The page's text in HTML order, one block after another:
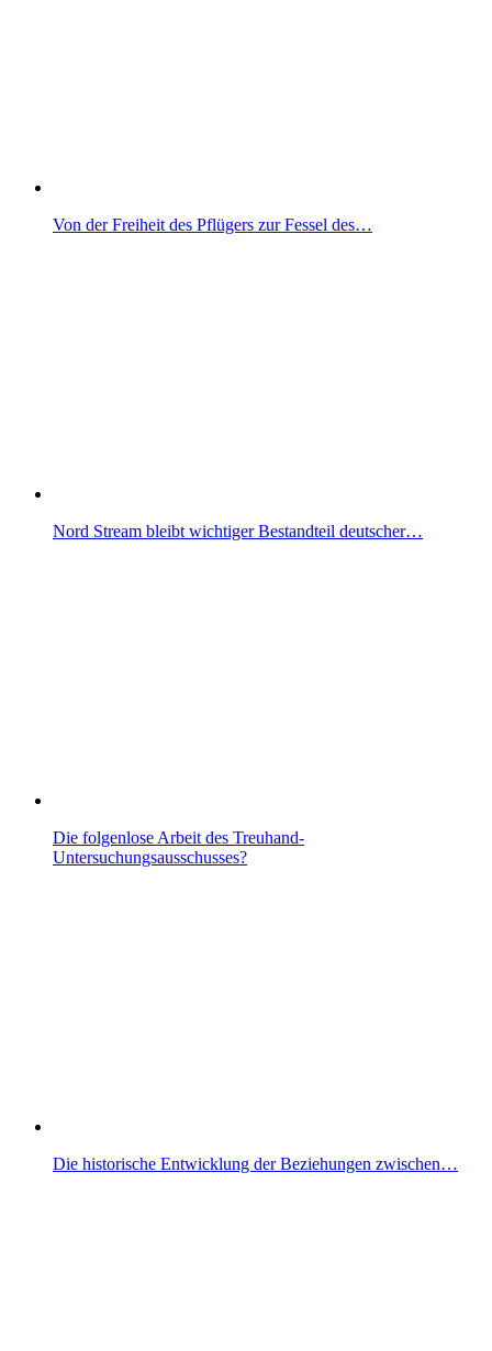
Von der Freiheit des Pflügers zur Fessel des…
Nord Stream bleibt wichtiger Bestandteil deutscher…
Die folgenlose Arbeit des Treuhand-
Untersuchungsausschusses?
Die historische Entwicklung der Beziehungen zwischen…